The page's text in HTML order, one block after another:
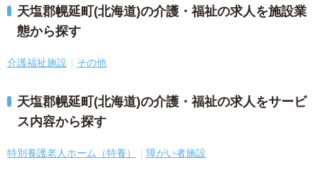
天塩郡幌延町(北海道)の介護・福祉の求人を施設業
態から探す
介護福祉施設 その他
天塩郡幌延町(北海道)の介護・福祉の求人をサービ
ス内容から探す
特別養護老人ホーム（特養） 障がい者施設